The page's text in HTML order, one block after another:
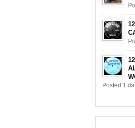
Posted 1